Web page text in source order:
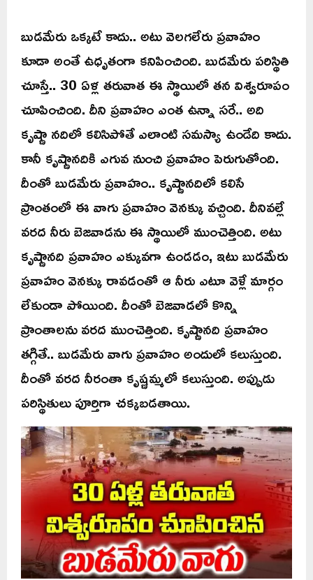
బుడమేరు ఒక్కటే కాదు.. అటు వెలగలేరు ప్రవాహం
కూడా అంతే ఉధృతంగా కనిపించింది. బుడమేరు పరిస్థితి
చూస్తే.. 30 ఏళ్ల తరువాత ఈ స్థాయిలో తన విశ్వరూపం
చూపించింది. దీని ప్రవాహం ఎంత ఉన్నా సరే.. అది
కృష్ణా నదిలో కలిసిపోతే ఎలాంటి సమస్యా ఉండేది కాదు.
కానీ కృష్ణానదికి ఎగువ నుంచి ప్రవాహం పెరుగుతోంది.
దీంతో బుడమేరు ప్రవాహం.. కృష్ణానదిలో కలిసే
ప్రాంతంలో ఈ వాగు ప్రవాహం వెనక్కు వచ్చింది. దీనివల్లే
వరద నీరు బెజవాడను ఈ స్థాయిలో ముంచెత్తింది. అటు
కృష్ణానది ప్రవాహం ఎక్కువగా ఉండడం, ఇటు బుడమేరు
ప్రవాహం వెనక్కు రావడంతో ఆ నీరు ఎటూ వెళ్లే మార్గం
లేకుండా పోయింది. దీంతో బెజవాడలో కొన్ని
ప్రాంతాలను వరద ముంచెత్తింది. కృష్ణానది ప్రవాహం
తగ్గితే.. బుడమేరు వాగు ప్రవాహం అందులో కలుస్తుంది.
దీంతో వరద నీరంతా కృష్ణమ్మలో కలుస్తుంది. అప్పుడు
పరిస్థితులు పూర్తిగా చక్కబడతాయి.